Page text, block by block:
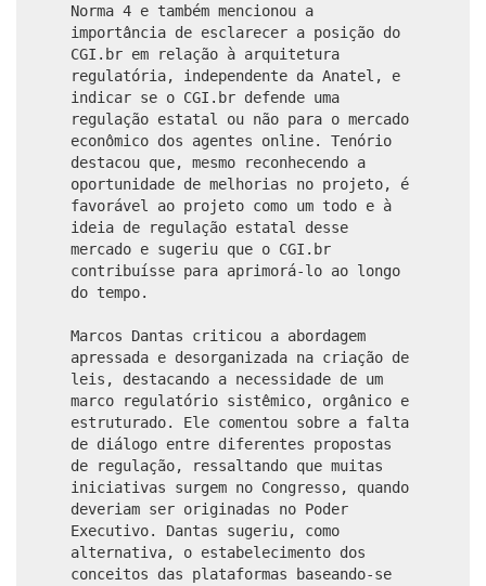
Norma 4 e também mencionou a
importância de esclarecer a posição do
CGI.br em relação à arquitetura
regulatória, independente da Anatel, e
indicar se o CGI.br defende uma
regulação estatal ou não para o mercado
econômico dos agentes online. Tenório
destacou que, mesmo reconhecendo a
oportunidade de melhorias no projeto, é
favorável ao projeto como um todo e à
ideia de regulação estatal desse
mercado e sugeriu que o CGI.br
contribuísse para aprimorá-lo ao longo
do tempo.
Marcos Dantas criticou a abordagem
apressada e desorganizada na criação de
leis, destacando a necessidade de um
marco regulatório sistêmico, orgânico e
estruturado. Ele comentou sobre a falta
de diálogo entre diferentes propostas
de regulação, ressaltando que muitas
iniciativas surgem no Congresso, quando
deveriam ser originadas no Poder
Executivo. Dantas sugeriu, como
alternativa, o estabelecimento dos
conceitos das plataformas baseando-se